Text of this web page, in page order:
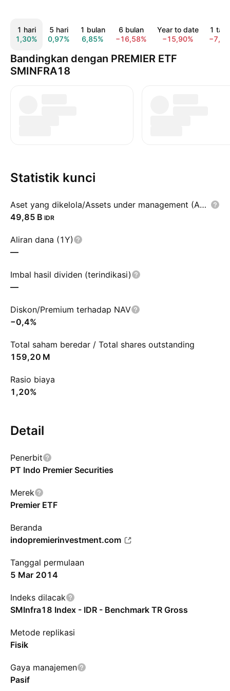
1 hari
1,30%
5 hari
0,97%
1 bulan
6,85%
6 bulan
−16,58%
Year to date
−15,90%
1
Bandingkan dengan PREMIER ETF
SMINFRA18
Statistik kunci
Aset yang dikelola/Assets under management (AUM)
‪49,85 B‬ IDR
Aliran dana (1Y)
—
Imbal hasil dividen (terindikasi)
—
Diskon/Premium terhadap NAV
−0,4%
Total saham beredar / Total shares outstanding
‪159,20 M‬
Rasio biaya
1,20%
Detail
Penerbit
PT Indo Premier Securities
Merek
Premier ETF
Beranda
indopremierinvestment.com
Tanggal permulaan
5 Mar 2014
Indeks dilacak
SMInfra18 Index - IDR - Benchmark TR Gross
Metode replikasi
Fisik
Gaya manajemen
Pasif